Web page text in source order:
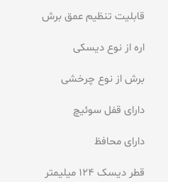
قابلیت تنظیم عمق برش
اره از نوع دیسکی
برش از نوع چرخشی
دارای قفل سوئیچ
دارای محافظ
قطر دیسک 124 میلیمتر